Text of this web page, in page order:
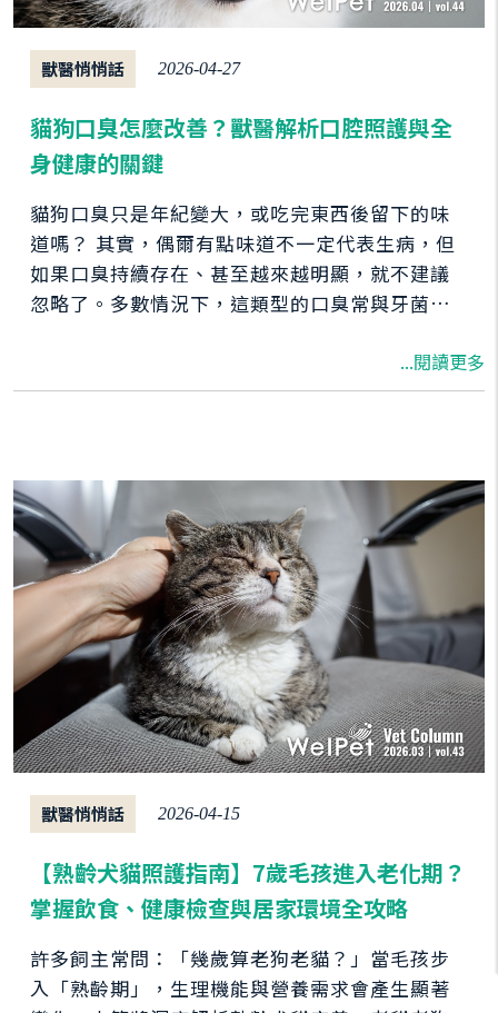
獸醫悄悄話 2026-04-27
貓狗口臭怎麼改善？獸醫解析口腔照護與全
身健康的關鍵
貓狗口臭只是年紀變大，或吃完東西後留下的味
道嗎？ 其實，偶爾有點味道不一定代表生病，但
如果口臭持續存在、甚至越來越明顯，就不建議
忽略了。多數情況下，這類型的口臭常與牙菌斑
容易忽略的早期健康警訊。 當口腔細菌長期累
積，不只會讓氣味變重，也可能讓毛孩感到不適
況。這時候的口臭，已經不只是「不好聞」，而
是在提醒飼主該正視寵物的口腔健康了。
...閱讀更多
獸醫悄悄話 2026-04-15
【熟齡犬貓照護指南】7歲毛孩進入老化期？
掌握飲食、健康檢查與居家環境全攻略
許多飼主常問：「幾歲算老狗老貓？」當毛孩步
入「熟齡期」，生理機能與營養需求會產生顯著